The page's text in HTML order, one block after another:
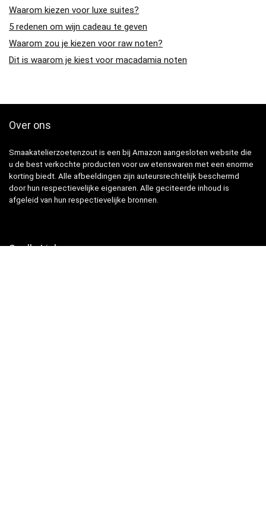
Waarom kiezen voor luxe suites?
5 redenen om wijn cadeau te geven
Waarom zou je kiezen voor raw noten?
Dit is waarom je kiest voor macadamia noten
Over ons
Smaakatelierzoetenzout is een bij Amazon aangesloten website die
u de best verkochte producten voor uw etenswaren met een enorme
korting biedt. Alle afbeeldingen zijn auteursrechtelijk beschermd
door hun respectievelijke eigenaren. Alle geciteerde inhoud is
afgeleid van hun respectievelijke bronnen.
Snelle Links